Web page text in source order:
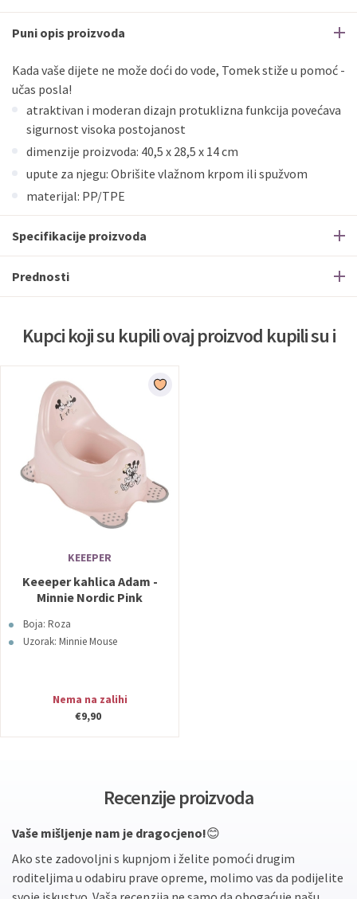
Puni opis proizvoda
Kada vaše dijete ne može doći do vode, Tomek stiže u pomoć -
učas posla!
atraktivan i moderan dizajn protuklizna funkcija povećava
sigurnost visoka postojanost
dimenzije proizvoda: 40,5 x 28,5 x 14 cm
upute za njegu: Obrišite vlažnom krpom ili spužvom
materijal: PP/TPE
Specifikacije proizvoda
Prednosti
Kupci koji su kupili ovaj proizvod kupili su i
KEEEPER
Keeeper kahlica Adam -
Minnie Nordic Pink
Boja: Roza
Uzorak: Minnie Mouse
Nema na zalihi
€9,90
Recenzije proizvoda
Vaše mišljenje nam je dragocjeno!😊
Ako ste zadovoljni s kupnjom i želite pomoći drugim
roditeljima u odabiru prave opreme, molimo vas da podijelite